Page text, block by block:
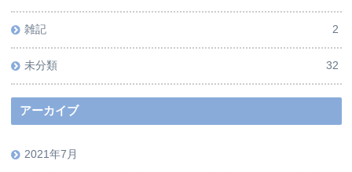
雑記 2
未分類 32
アーカイブ
2021年7月